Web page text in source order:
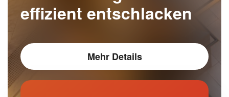
effizient entschlacken
Mehr Details